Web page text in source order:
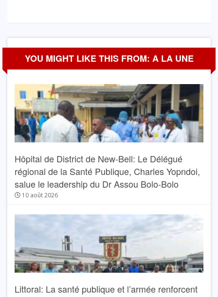
YOU MIGHT LIKE THIS FROM: A LA UNE
Hôpital de District de New-Bell: Le Délégué
régional de la Santé Publique, Charles Yopndoi,
salue le leadership du Dr Assou Bolo-Bolo
10 août 2026
Littoral: La santé publique et l’armée renforcent